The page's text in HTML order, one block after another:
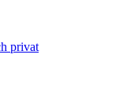
privat